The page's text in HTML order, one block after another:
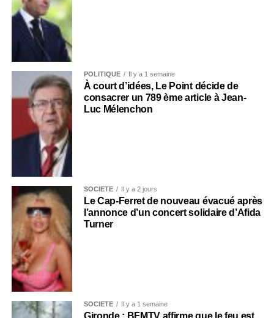
POLITIQUE Il y a 1 semaine
À court d’idées, Le Point décide de
consacrer un 789 ème article à Jean-
Luc Mélenchon
SOCIÉTÉ Il y a 2 jours
Le Cap-Ferret de nouveau évacué après
l’annonce d’un concert solidaire d’Afida
Turner
SOCIÉTÉ Il y a 1 semaine
Gironde : BFMTV affirme que le feu est